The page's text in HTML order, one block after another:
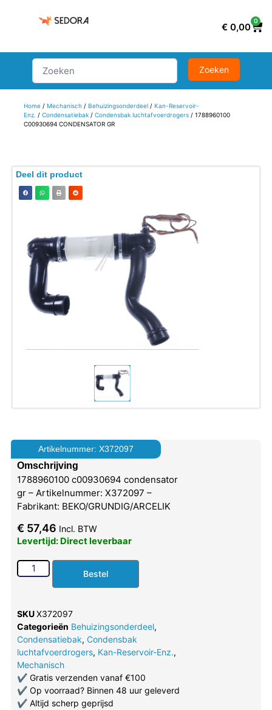
€ 0,00
0
Home/ Mechanisch/ Behuizingsonderdeel/ Kan-Reservoir-
Enz. / Condensatiebak/ Condensbak luchtafvoerdrogers/ 1788960100
C00930694 CONDENSATOR GR
Deel dit product
Artikelnummer: X372097
Omschrijving
1788960100 c00930694 condensator
gr – Artikelnummer: X372097 –
Fabrikant: BEKO/GRUNDIG/ARCELIK
€ 57,46 Incl. BTW
Levertijd: Direct leverbaar
Bestel
SKUX372097
Categorieën Behuizingsonderdeel,
Condensatiebak, Condensbak
luchtafvoerdrogers, Kan-Reservoir-Enz.,
Mechanisch
✔Gratis verzenden vanaf €100
✔Op voorraad? Binnen 48 uur geleverd
✔Altijd scherp geprijsd